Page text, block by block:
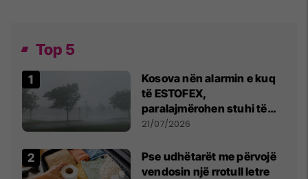
Top 5
Kosova nën alarmin e kuq
të ESTOFEX,
paralajmërohen stuhi të
fuqishme me breshër dhe
21/07/2026
Pse udhëtarët me përvojë
vendosin një rrotull letre